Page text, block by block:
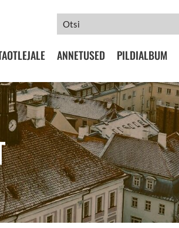
ANNETUSED PILDIALBUM